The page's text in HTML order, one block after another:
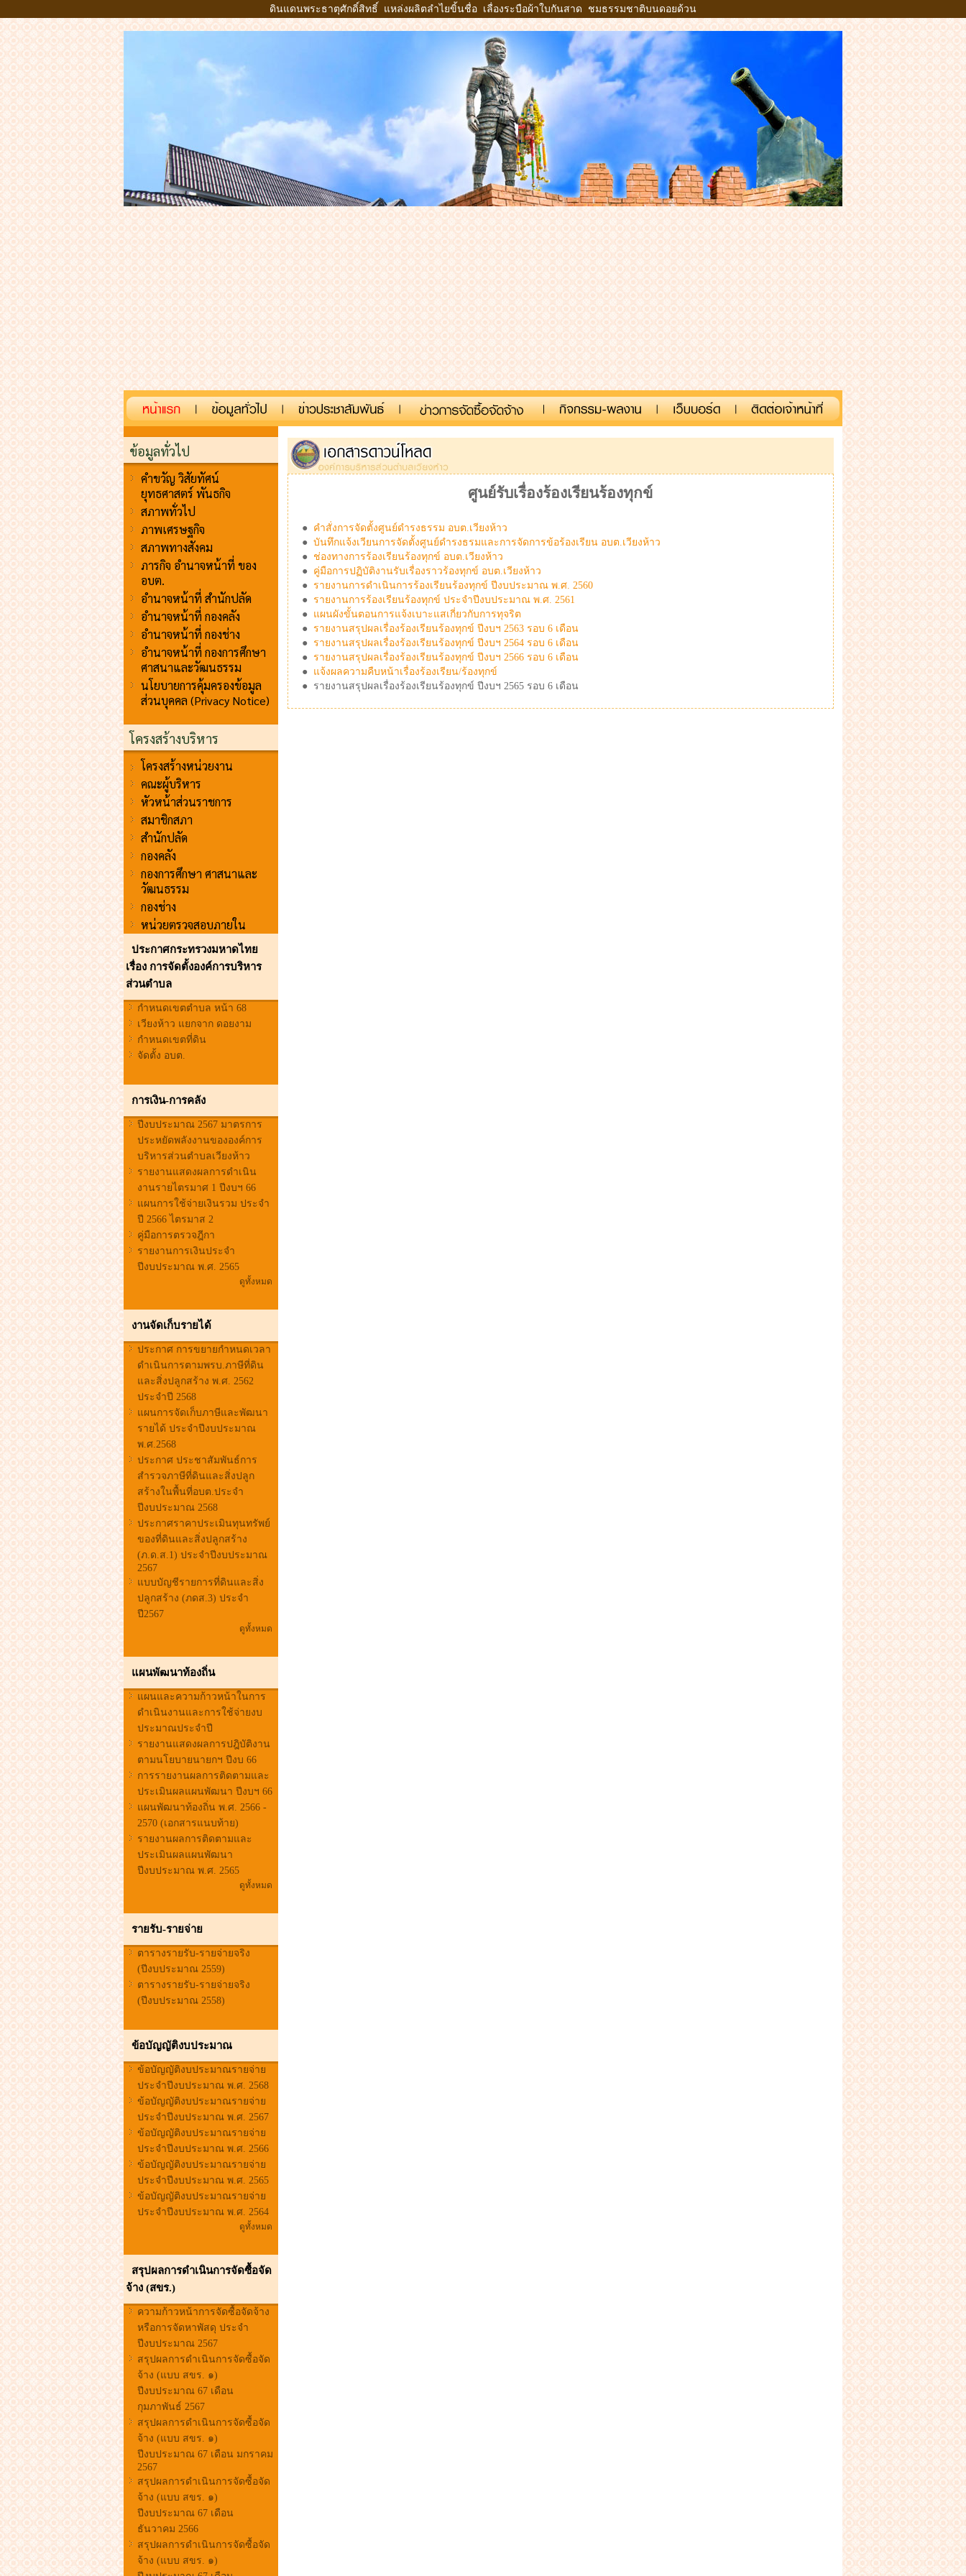
ดินแดนพระธาตุศักดิ์สิทธิ์ แหล่งผลิตลำไยขิ้นชื่อ เลื่องระบือผ้าใบกันสาด ชมธรรมชาติบนดอยด้วน
ข้อมูลทั่วไป
คำขวัญ วิสัยทัศน์
ยุทธศาสตร์ พันธกิจ
สภาพทั่วไป
ภาพเศรษฐกิจ
สภาพทางสังคม
ภารกิจ อำนาจหน้าที่ ของ
อบต.
อำนาจหน้าที่ สำนักปลัด
อำนาจหน้าที่ กองคลัง
อำนาจหน้าที่ กองช่าง
อำนาจหน้าที่ กองการศึกษา
ศาสนาและวัฒนธรรม
นโยบายการคุ้มครองข้อมูล
ส่วนบุคคล (Privacy Notice)
โครงสร้างบริหาร
โครงสร้างหน่วยงาน
คณะผู้บริหาร
หัวหน้าส่วนราชการ
สมาชิกสภา
สำนักปลัด
กองคลัง
กองการศึกษา ศาสนาและ
วัฒนธรรม
กองช่าง
หน่วยตรวจสอบภายใน
ประกาศกระทรวงมหาดไทย
เรื่อง การจัดตั้งองค์การบริหาร
ส่วนตำบล
กำหนดเขตตำบล หน้า 68
เวียงห้าว แยกจาก ดอยงาม
กำหนดเขตที่ดิน
จัดตั้ง อบต.
การเงิน-การคลัง
ปีงบประมาณ 2567 มาตรการ
ประหยัดพลังงานขององค์การ
บริหารส่วนตำบลเวียงห้าว
รายงานแสดงผลการดำเนิน
งานรายไตรมาศ 1 ปีงบฯ 66
แผนการใช้จ่ายเงินรวม ประจำ
ปี 2566 ไตรมาส 2
คู่มือการตรวจฎีกา
รายงานการเงินประจำ
ปีงบประมาณ พ.ศ. 2565
ดูทั้งหมด
งานจัดเก็บรายได้
ประกาศ การขยายกำหนดเวลา
ดำเนินการตามพรบ.ภาษีที่ดิน
และสิ่งปลูกสร้าง พ.ศ. 2562
ประจำปี 2568
แผนการจัดเก็บภาษีและพัฒนา
รายได้ ประจำปีงบประมาณ
พ.ศ.2568
ประกาศ ประชาสัมพันธ์การ
สำรวจภาษีที่ดินและสิ่งปลูก
สร้างในพื้นที่อบต.ประจำ
ปีงบประมาณ 2568
ประกาศราคาประเมินทุนทรัพย์
ของที่ดินและสิ่งปลูกสร้าง
(ภ.ด.ส.1) ประจำปีงบประมาณ
2567
แบบบัญชีรายการที่ดินและสิ่ง
ปลูกสร้าง (ภดส.3) ประจำ
ปี2567
ดูทั้งหมด
แผนพัฒนาท้องถิ่น
แผนและความก้าวหน้าในการ
ดำเนินงานและการใช้จ่ายงบ
ประมาณประจำปี
รายงานแสดงผลการปฎิบัติงาน
ตามนโยบายนายกฯ ปีงบ 66
การรายงานผลการติดตามและ
ประเมินผลแผนพัฒนา ปีงบฯ 66
แผนพัฒนาท้องถิ่น พ.ศ. 2566 -
2570 (เอกสารแนบท้าย)
รายงานผลการติดตามและ
ประเมินผลแผนพัฒนา
ปีงบประมาณ พ.ศ. 2565
ดูทั้งหมด
รายรับ-รายจ่าย
ตารางรายรับ-รายจ่ายจริง
(ปีงบประมาณ 2559)
ตารางรายรับ-รายจ่ายจริง
(ปีงบประมาณ 2558)
ข้อบัญญัติงบประมาณ
ข้อบัญญัติงบประมาณรายจ่าย
ประจำปีงบประมาณ พ.ศ. 2568
ข้อบัญญัติงบประมาณรายจ่าย
ประจำปีงบประมาณ พ.ศ. 2567
ข้อบัญญัติงบประมาณรายจ่าย
ประจำปีงบประมาณ พ.ศ. 2566
ข้อบัญญัติงบประมาณรายจ่าย
ประจำปีงบประมาณ พ.ศ. 2565
ข้อบัญญัติงบประมาณรายจ่าย
ประจำปีงบประมาณ พ.ศ. 2564
ดูทั้งหมด
สรุปผลการดำเนินการจัดซื้อจัด
จ้าง (สขร.)
ความก้าวหน้าการจัดซื้อจัดจ้าง
หรือการจัดหาพัสดุ ประจำ
ปีงบประมาณ 2567
สรุปผลการดำเนินการจัดซื้อจัด
จ้าง (แบบ สขร. ๑)
ปีงบประมาณ 67 เดือน
กุมภาพันธ์ 2567
สรุปผลการดำเนินการจัดซื้อจัด
จ้าง (แบบ สขร. ๑)
ปีงบประมาณ 67 เดือน มกราคม
2567
สรุปผลการดำเนินการจัดซื้อจัด
จ้าง (แบบ สขร. ๑)
ปีงบประมาณ 67 เดือน
ธันวาคม 2566
สรุปผลการดำเนินการจัดซื้อจัด
จ้าง (แบบ สขร. ๑)
ศูนย์รับเรื่องร้องเรียนร้องทุกข์
● คำสั่งการจัดตั้งศูนย์ดำรงธรรม อบต.เวียงห้าว
● บันทึกแจ้งเวียนการจัดตั้งศูนย์ดำรงธรมและการจัดการข้อร้องเรียน อบต.เวียงห้าว
● ช่องทางการร้องเรียนร้องทุกข์ อบต.เวียงห้าว
● คู่มือการปฏิบัติงานรับเรื่องราวร้องทุกข์ อบต.เวียงห้าว
● รายงานการดำเนินการร้องเรียนร้องทุกข์ ปีงบประมาณ พ.ศ. 2560
● รายงานการร้องเรียนร้องทุกข์ ประจำปีงบประมาณ พ.ศ. 2561
● แผนผังขั้นตอนการแจ้งเบาะแสเกี่ยวกับการทุจริต
● รายงานสรุปผลเรื่องร้องเรียนร้องทุกข์ ปีงบฯ 2563 รอบ 6 เดือน
● รายงานสรุปผลเรื่องร้องเรียนร้องทุกข์ ปีงบฯ 2564 รอบ 6 เดือน
● รายงานสรุปผลเรื่องร้องเรียนร้องทุกข์ ปีงบฯ 2566 รอบ 6 เดือน
● แจ้งผลความคืบหน้าเรื่องร้องเรียน/ร้องทุกข์
● รายงานสรุปผลเรื่องร้องเรียนร้องทุกข์ ปีงบฯ 2565 รอบ 6 เดือน